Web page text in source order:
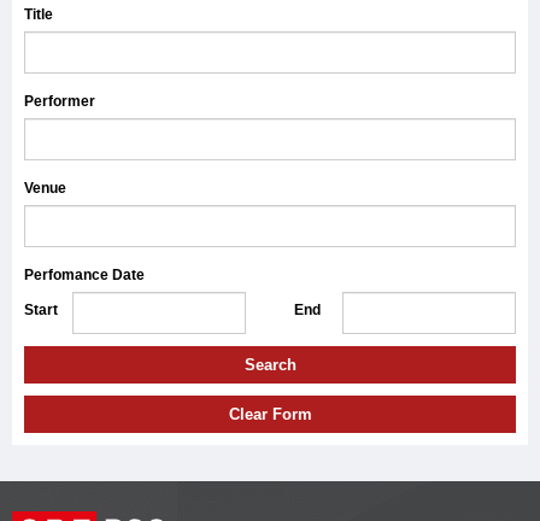
Title
Performer
Venue
Perfomance Date
Start End
Search
Clear Form